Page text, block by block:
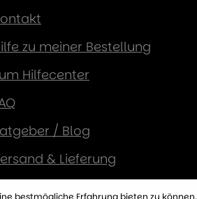
zu meiner Bestellung
Hilfecenter
/ Blog
& Lieferung
bestmögliche Erfahrung bieten zu können.